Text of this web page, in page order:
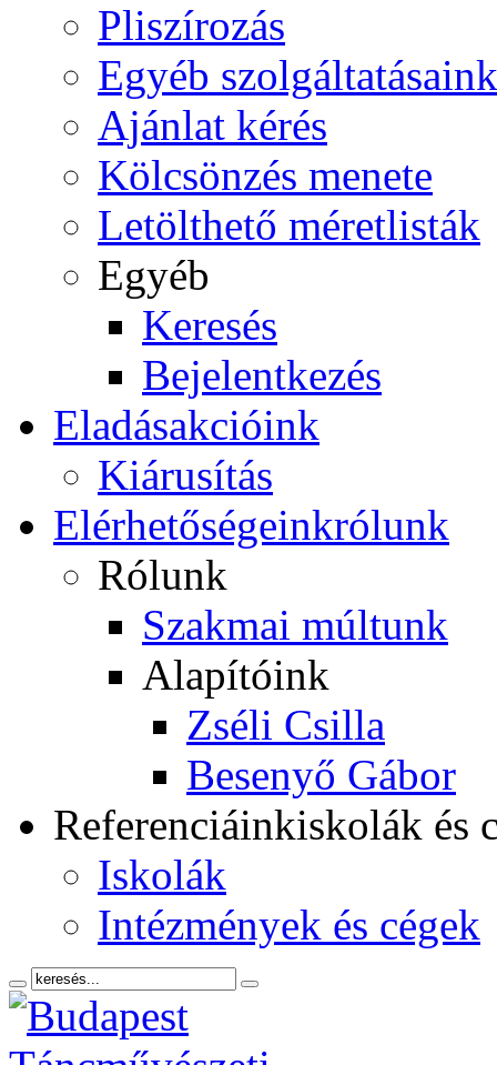
Pliszírozás
Egyéb szolgáltatásaink
Ajánlat kérés
Kölcsönzés menete
Letölthető méretlisták
Egyéb
Keresés
Bejelentkezés
Eladásakcióink
Kiárusítás
Elérhetőségeinkrólunk
Rólunk
Szakmai múltunk
Alapítóink
Zséli Csilla
Besenyő Gábor
Referenciáinkiskolák és
Iskolák
Intézmények és cégek